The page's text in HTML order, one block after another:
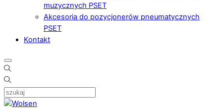
muzycznych PSET
Akcesoria do pozycjonerów pneumatycznych
PSET
Kontakt